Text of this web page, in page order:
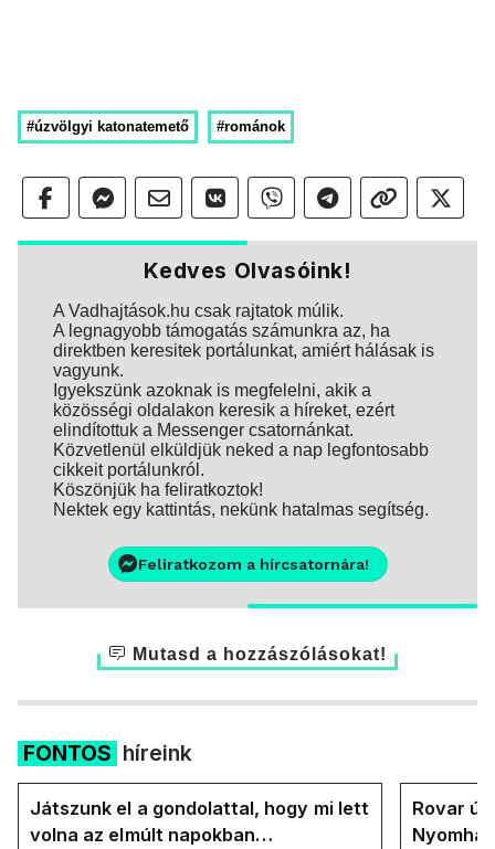
#úzvölgyi katonatemető #románok
Kedves Olvasóink!
A Vadhajtások.hu csak rajtatok múlik.
A legnagyobb támogatás számunkra az, ha
direktben keresitek portálunkat, amiért hálásak is
vagyunk.
Igyekszünk azoknak is megfelelni, akik a
közösségi oldalakon keresik a híreket, ezért
elindítottuk a Messenger csatornánkat.
Közvetlenül elküldjük neked a nap legfontosabb
cikkeit portálunkról.
Köszönjük ha feliratkoztok!
Nektek egy kattintás, nekünk hatalmas segítség.
Feliratkozom a hírcsatornára!
Mutasd a hozzászólásokat!
FONTOS híreink
Játszunk el a gondolattal, hogy mi lett
volna az elmúlt napokban
Rovar